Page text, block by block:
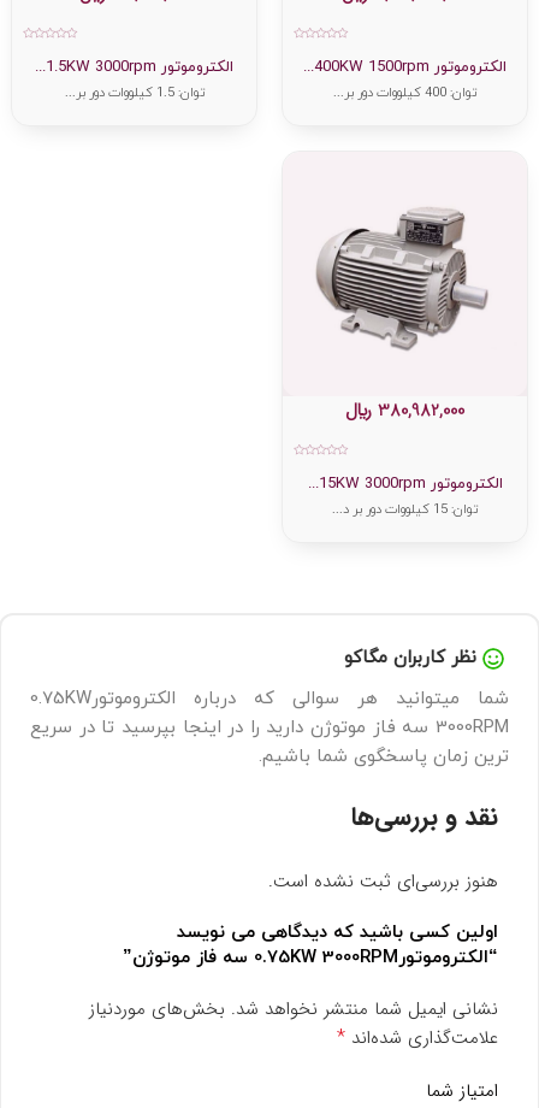
الکتروموتور 400KW 1500rpm...
توان: 400 کیلووات دور بر...
الکتروموتور 1.5KW 3000rpm...
توان: 1.5 کیلووات دور بر...
الکتروموتور 15KW 3000rpm...
380,982,000 ﷼
توان: 15 کیلووات دور بر د...
نظر کاربران مگاکو
شما میتوانید هر سوالی که درباره الکتروموتور0.75KW
3000RPM سه فاز موتوژن دارید را در اینجا بپرسید تا در سریع
ترین زمان پاسخگوی شما باشیم.
نقد و بررسی‌ها
هنوز بررسی‌ای ثبت نشده است.
اولین کسی باشید که دیدگاهی می نویسد
“الکتروموتور0.75KW 3000RPM سه فاز موتوژن”
نشانی ایمیل شما منتشر نخواهد شد. بخش‌های موردنیاز
علامت‌گذاری شده‌اند *
امتیاز شما